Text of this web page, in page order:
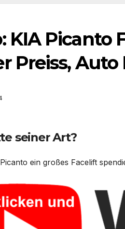
KIA Picanto
Preiss, Auto
seiner Art?
ein großes Facelift